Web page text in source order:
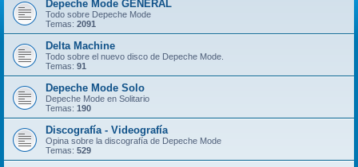
Depeche Mode GENERAL
Todo sobre Depeche Mode
Temas: 2091
Delta Machine
Todo sobre el nuevo disco de Depeche Mode.
Temas: 91
Depeche Mode Solo
Depeche Mode en Solitario
Temas: 190
Discografía - Videografía
Opina sobre la discografía de Depeche Mode
Temas: 529